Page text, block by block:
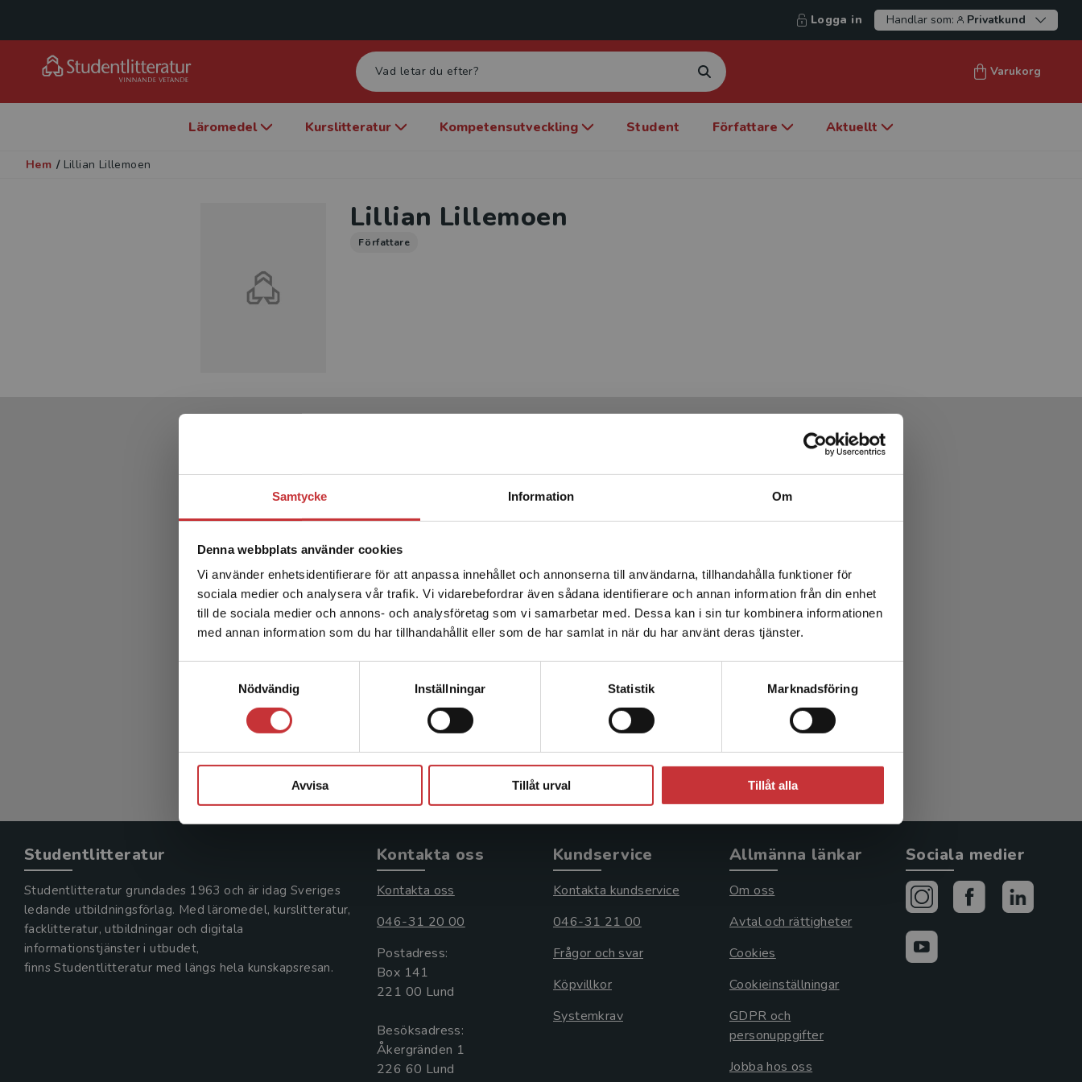
Samtycke Information Om
Denna webbplats använder cookies
Vi använder enhetsidentifierare för att anpassa innehållet och annonserna till användarna, tillhandahålla funktioner för
sociala medier och analysera vår trafik. Vi vidarebefordrar även sådana identifierare och annan information från din enhet
till de sociala medier och annons- och analysföretag som vi samarbetar med. Dessa kan i sin tur kombinera informationen
med annan information som du har tillhandahållit eller som de har samlat in när du har använt deras tjänster.
Nödvändig
Inställningar Statistik Marknadsföring
Avvisa Tillåt urval Tillåt alla
Begränsad fraktregion
Det verkar som att du besöker studentlitteratur.se via en
enhet utanför Sverige. Vi erbjuder inte leveranser utanför
Sverige. För att kunna slutföra ett köp måste
leveransadressen vara i Sverige.Läs mer
Logga in Handlar som: Privatkund
Varukorg
Läromedel Kurslitteratur Kompetensutveckling Student Författare Aktuellt
Hem / Lillian Lillemoen
Lillian Lillemoen
Författare
Pedersen, R - Nortvedt, P (red.)
377 krinkl. moms
Studentlitteratur
Studentlitteratur grundades 1963 och är idag Sveriges
ledande utbildningsförlag. Med läromedel, kurslitteratur,
facklitteratur, utbildningar och digitala
informationstjänster i utbudet,
finns Studentlitteratur med längs hela kunskapsresan.
Kontakta oss
Kontakta oss
046-31 20 00
Postadress:
Box 141
221 00 Lund
Besöksadress:
Åkergränden 1
Kundservice
Kontakta kundservice
046-31 21 00
Frågor och svar
Köpvillkor
Systemkrav
Allmänna länkar
Om oss
Avtal och rättigheter
Cookies
Cookieinställningar
GDPR och
personuppgifter
Jobba hos oss
Sociala medier